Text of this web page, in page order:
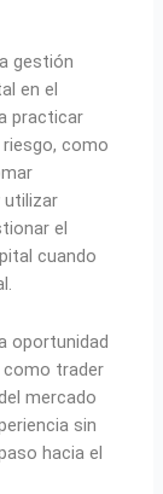
gestión
en el
practicar
como
utilizar
el
cuando
oportunidad
como trader
mercado
sin
hacia el